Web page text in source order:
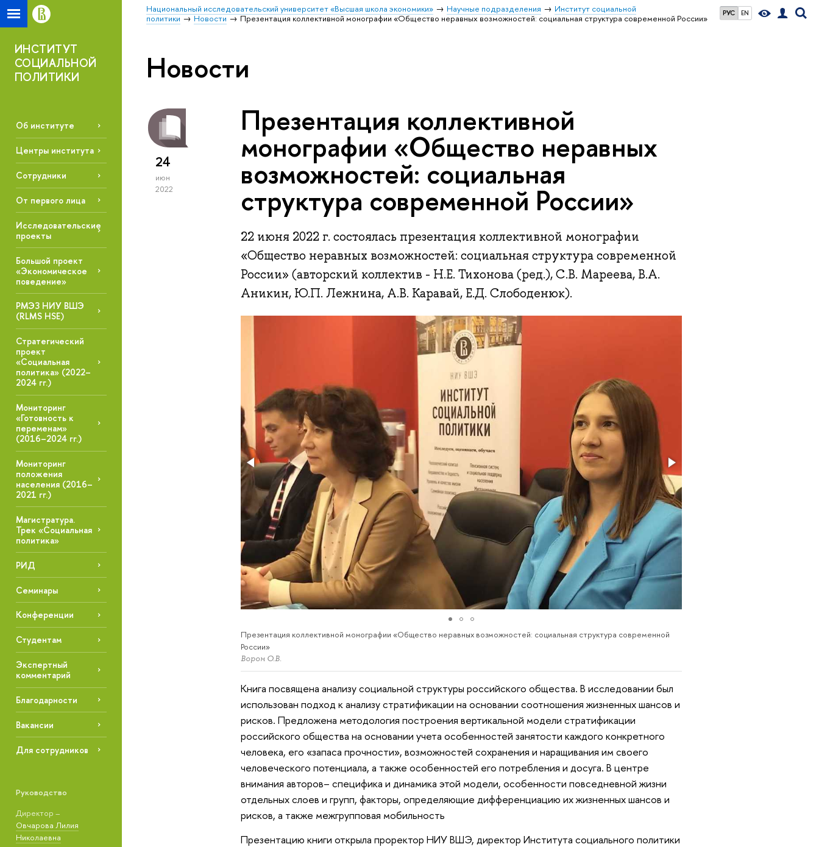
РУС EN
Национальный исследовательский университет «Высшая школа экономики» Научные подразделения
Институт социальной
политики
Новости Презентация коллективной монографии «Общество неравных возможностей: социальная структура современной России»
ИНСТИТУТ
СОЦИАЛЬНОЙ
ПОЛИТИКИ
Об институте
Центры института
Сотрудники
От первого лица
Исследовательские
проекты
Большой проект
«Экономическое
поведение»
РМЭЗ НИУ ВШЭ
(RLMS HSE)
Стратегический
проект
«Социальная
политика» (2022–
2024 гг.)
Мониторинг
«Готовность к
переменам»
(2016–2024 гг.)
Мониторинг
положения
населения (2016–
2021 гг.)
Магистратура.
Трек «Социальная
политика»
РИД
Семинары
Конференции
Студентам
Экспертный
комментарий
Благодарности
Вакансии
Для сотрудников
Руководство
Директор –
Овчарова Лилия
Николаевна
Новости
24
июн
2022
Презентация коллективной
монографии «Общество неравных
возможностей: социальная
структура современной России»
22 июня 2022 г. состоялась презентация коллективной монографии
«Общество неравных возможностей: социальная структура современной
России» (авторский коллектив - Н.Е. Тихонова (ред.), С.В. Мареева, В.А.
Аникин, Ю.П. Лежнина, А.В. Каравай, Е.Д. Слободенюк).
Презентация коллективной монографии «Общество неравных возможностей: социальная структура современной
России»
Ворон О.В.
Книга посвящена анализу социальной структуры российского общества. В исследовании был
использован подход к анализу стратификации на основании соотношения жизненных шансов и
рисков. Предложена методология построения вертикальной модели стратификации
российского общества на основании учета особенностей занятости каждого конкретного
человека, его «запаса прочности», возможностей сохранения и наращивания им своего
человеческого потенциала, а также особенностей его потребления и досуга. В центре
внимания авторов– специфика и динамика этой модели, особенности повседневной жизни
отдельных слоев и групп, факторы, определяющие дифференциацию их жизненных шансов и
рисков, а также межгрупповая мобильность
Презентацию книги открыла проректор НИУ ВШЭ, директор Института социального политики